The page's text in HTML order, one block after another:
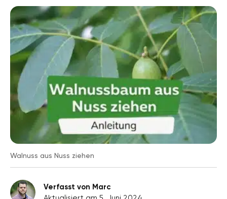
Walnuss aus Nuss ziehen
Verfasst von Marc